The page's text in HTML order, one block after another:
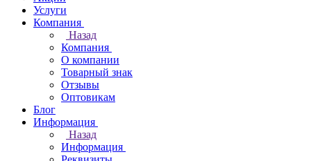
Услуги
Компания
Назад
Компания
О компании
Товарный знак
Отзывы
Оптовикам
Блог
Информация
Назад
Информация